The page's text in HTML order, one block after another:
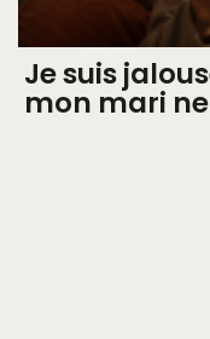
Je suis
mon mari